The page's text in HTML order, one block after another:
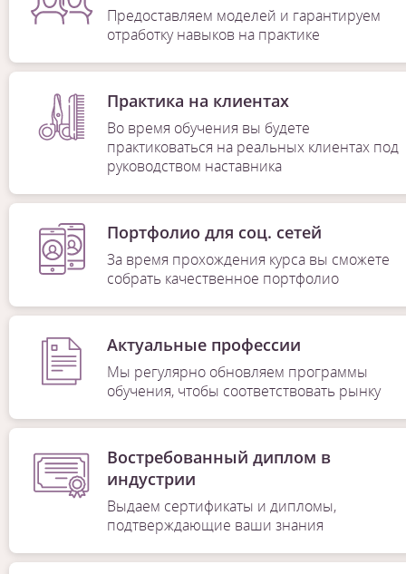
Предоставляем моделей и гарантируем
отработку навыков на практике
Практика на клиентах
Во время обучения вы будете
практиковаться на реальных клиентах под
руководством наставника
Портфолио для соц. сетей
За время прохождения курса вы сможете
собрать качественное портфолио
Актуальные профессии
Мы регулярно обновляем программы
обучения, чтобы соответствовать рынку
Востребованный диплом в
индустрии
Выдаем сертификаты и дипломы,
подтверждающие ваши знания